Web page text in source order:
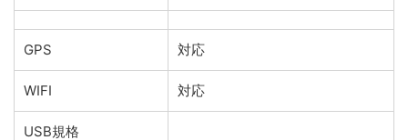
GPS 対応
WIFI 対応
USB規格